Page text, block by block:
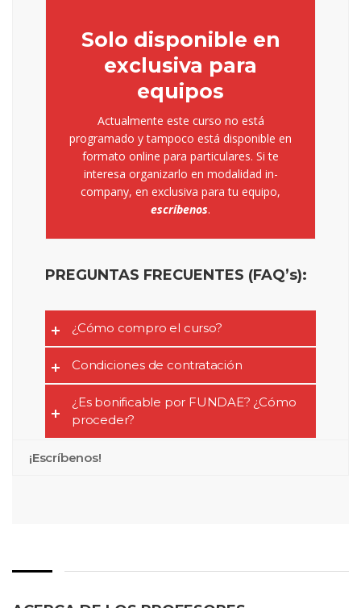
Solo disponible en
exclusiva para
equipos
Actualmente este curso no está
programado y tampoco está disponible en
formato online para particulares. Si te
interesa organizarlo en modalidad in-
company, en exclusiva para tu equipo,
escríbenos.
PREGUNTAS FRECUENTES (FAQ’s):
¿Cómo compro el curso?
Condiciones de contratación
¿Es bonificable por FUNDAE? ¿Cómo
proceder?
¡Escríbenos!